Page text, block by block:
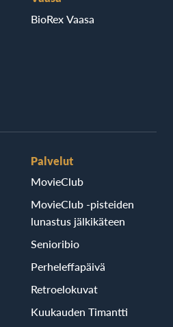
BioRex Vaasa
Palvelut
MovieClub
MovieClub -pisteiden
lunastus jälkikäteen
Senioribio
Perheleffapäivä
Retroelokuvat
Kuukauden Timantti